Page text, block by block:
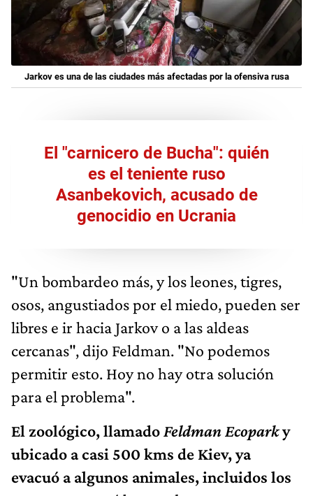
Jarkov es una de las ciudades más afectadas por la ofensiva rusa
El "carnicero de Bucha": quién
es el teniente ruso
Asanbekovich, acusado de
genocidio en Ucrania
"Un bombardeo más, y los leones, tigres,
osos, angustiados por el miedo, pueden ser
libres e ir hacia Jarkov o a las aldeas
cercanas", dijo Feldman. "No podemos
permitir esto. Hoy no hay otra solución
para el problema".
El zoológico, llamadoFeldman Ecoparky
ubicado a casi 500 kms de Kiev, ya
evacuó a algunos animales, incluidos los